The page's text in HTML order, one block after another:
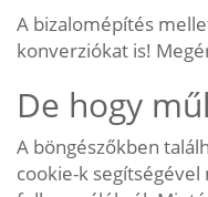
A bizalomépítés
konverziókat is!
De hogy
A böngészőkben
cookie-k